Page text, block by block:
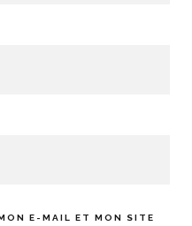
E-MAIL ET MON SITE